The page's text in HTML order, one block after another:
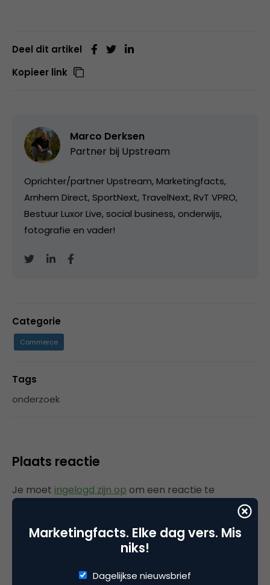
Deel dit artikel
Kopieer link
Marco Derksen
Partner bij Upstream
Oprichter/partner Upstream, Marketingfacts,
Arnhem Direct, SportNext, TravelNext, RvT VPRO,
Bestuur Luxor Live, social business, onderwijs,
fotografie en vader!
Categorie
Commerce
Tags
onderzoek
Plaats reactie
Je moet ingelogd zijn op om een reactie te
Gerelateerde artikelen
Marketingfacts. Elke dag vers. Mis
niks!
Dagelijkse nieuwsbrief